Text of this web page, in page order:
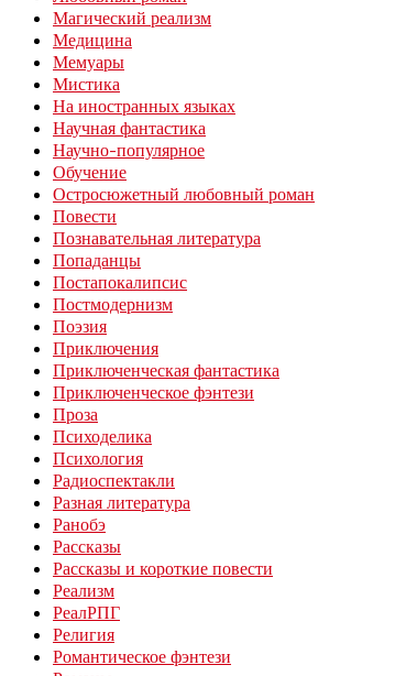
Магический реализм
Медицина
Мемуары
Мистика
На иностранных языках
Научная фантастика
Научно-популярное
Обучение
Остросюжетный любовный роман
Повести
Познавательная литература
Попаданцы
Постапокалипсис
Постмодернизм
Поэзия
Приключения
Приключенческая фантастика
Приключенческое фэнтези
Проза
Психоделика
Психология
Радиоспектакли
Разная литература
Ранобэ
Рассказы
Рассказы и короткие повести
Реализм
РеалРПГ
Религия
Романтическое фэнтези